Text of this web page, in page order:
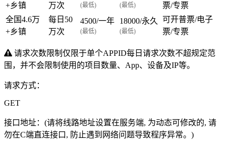
+乡镇
万次
(最低) (最低)
票/专票
全国4.6万
+乡镇
每日50
万次
4500/一年
(最低)
18000/永久
(最低)
可开普票/电子
票/专票
请求次数限制仅限于单个APPID每日请求次数不超规定范
围，并不会限制使用的项目数量、App、设备及IP等。
请求方式：
GET
接口地址： (请将线路地址设置在服务端, 为动态可修改的, 请
勿在C端直连接口, 防止遇到网络问题导致程序异常。)